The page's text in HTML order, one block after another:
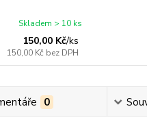
150,00 Kč/ks
150,00 Kč bez DPH
Skladem > 10 ks
0